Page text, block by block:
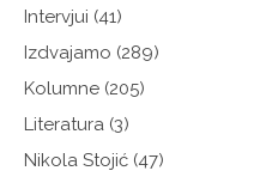
Intervjui (41)
Izdvajamo (289)
Kolumne (205)
Literatura (3)
Nikola Stojić (47)